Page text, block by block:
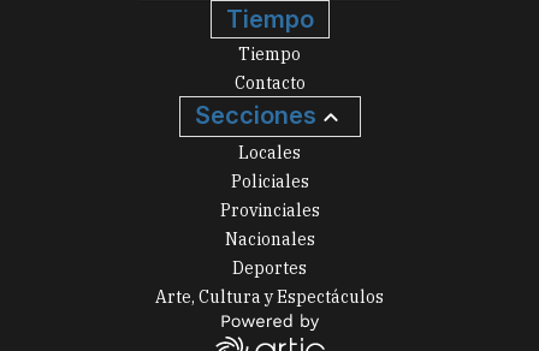
Tiempo
Tiempo
Contacto
Secciones
Locales
Policiales
Provinciales
Nacionales
Deportes
Arte, Cultura y Espectáculos